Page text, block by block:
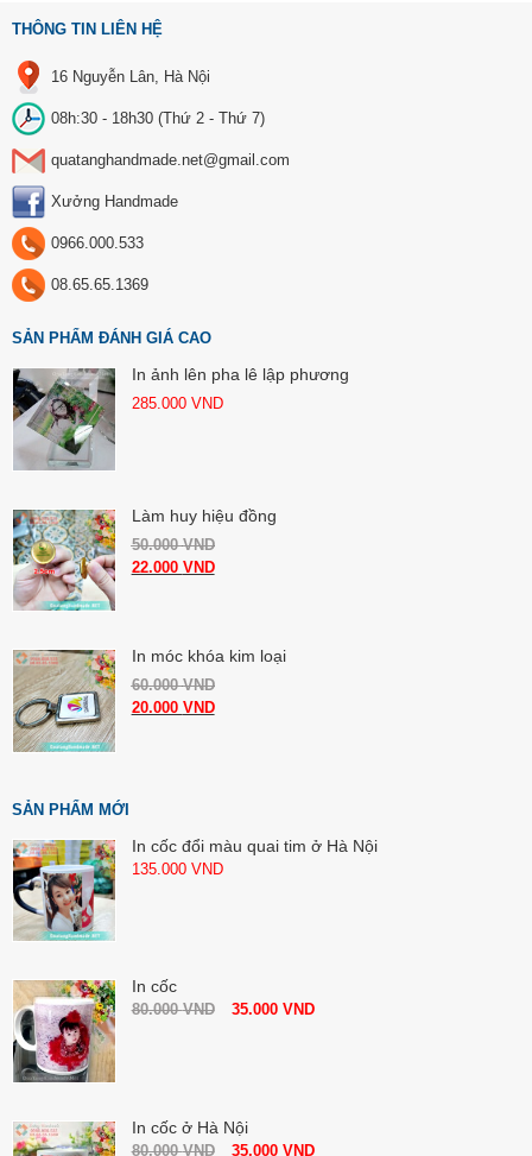
THÔNG TIN LIÊN HỆ
16 Nguyễn Lân, Hà Nội
08h:30 - 18h30 (Thứ 2 - Thứ 7)
quatanghandmade.net@gmail.com
Xưởng Handmade
0966.000.533
08.65.65.1369
SẢN PHẨM ĐÁNH GIÁ CAO
In ảnh lên pha lê lập phương
285.000 VND
Làm huy hiệu đồng
50.000VND
22.000 VND
In móc khóa kim loại
60.000VND
20.000 VND
SẢN PHẨM MỚI
In cốc đổi màu quai tim ở Hà Nội
135.000 VND
In cốc
80.000VND 35.000 VND
In cốc ở Hà Nội
80.000VND 35.000 VND